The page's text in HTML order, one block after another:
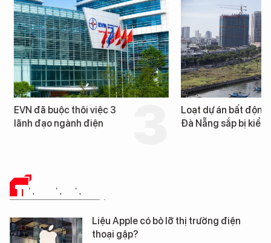
EVN đã buộc thôi việc 3
lãnh đạo ngành điện
Loạt dự án bất động
Đà Nẵng sắp bị kiểm
TIN CÔNG NGHỆ
Liệu Apple có bỏ lỡ thị trường điện
thoại gập?